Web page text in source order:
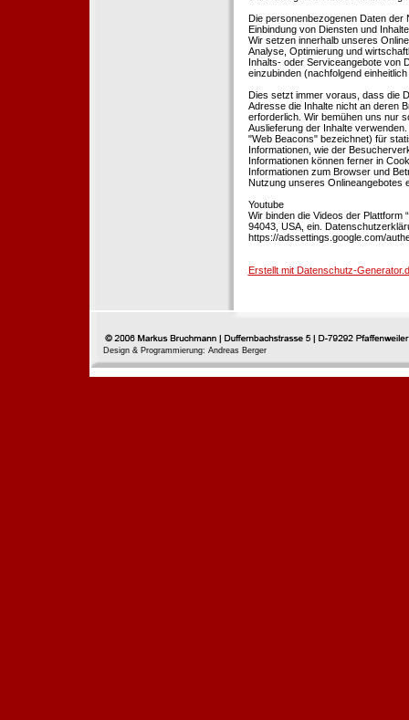
Die personenbezogenen Daten der
Einbindung von Diensten und
Wir setzen innerhalb unseres
Analyse, Optimierung und
Inhalts- oder Serviceangebote von
einzubinden (nachfolgend
Dies setzt immer voraus, dass die
Adresse die Inhalte nicht an deren
erforderlich. Wir bemühen uns nur
Auslieferung der Inhalte
"Web Beacons" bezeichnet) für
Informationen, wie der
Informationen können ferner in
Informationen zum Browser und
Nutzung unseres Onlineangebotes
Youtube
Wir binden die Videos der Plattform
94043, USA, ein.
https://adssettings.google.com/
Erstellt mit Datenschutz-
Design & Programmierung: Andreas Berger